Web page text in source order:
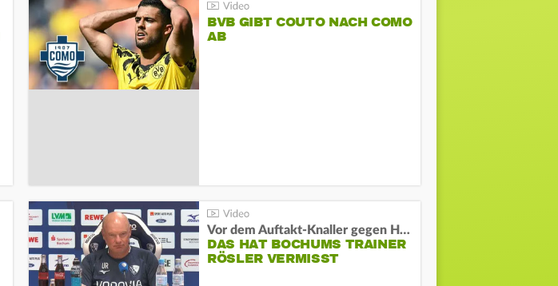
BVB GIBT COUTO NACH COMO
AB
Vor dem Auftakt-Knaller gegen Hertha:
DAS HAT BOCHUMS TRAINER
RÖSLER VERMISST